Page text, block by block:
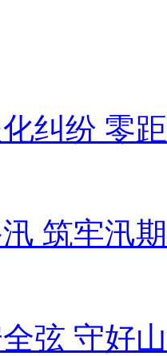
纠纷 零
筑牢汛
弦 守好